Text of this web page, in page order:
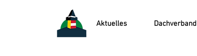
Aktuelles Dachverband